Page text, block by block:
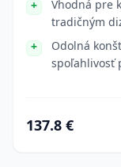
Vhodná pre
tradičným
Odolná
spoľahlivosť
137.8 €